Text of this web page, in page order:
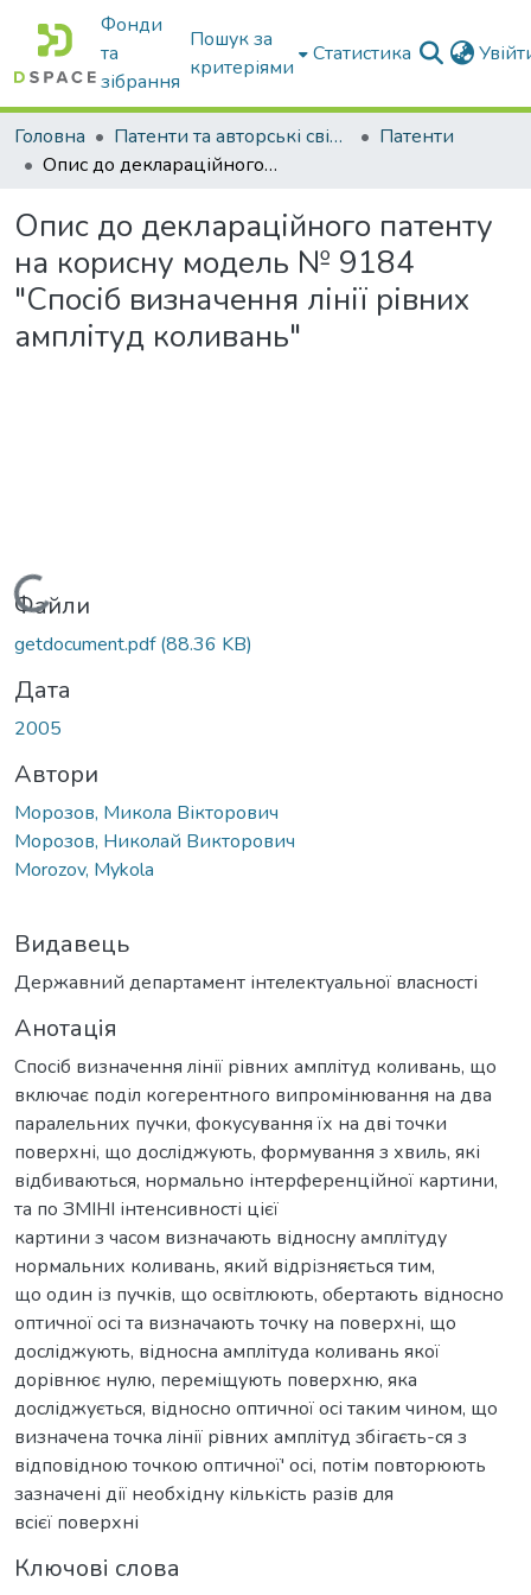
Фонди
та
зібрання
Пошук за
критеріями
Статистика
Головна Патенти та авторські свідоцтва
Патенти
Опис до деклараційного патенту на корисну модель № 9184 "Спосіб визначення лінії рівних амплітуд коливань"
Опис до деклараційного патенту
на корисну модель № 9184
"Спосіб визначення лінії рівних
амплітуд коливань"
Вантажиться...
Файли
getdocument.pdf(88.36 KB)
Дата
2005
Автори
Морозов, Микола Вікторович
Морозов, Николай Викторович
Morozov, Mykola
Видавець
Державний департамент інтелектуальної власності
Анотація
Спосіб визначення лінії рівних амплітуд коливань, що
включає поділ когерентного випромінювання на два
паралельних пучки, фокусування їх на дві точки
поверхні, що досліджують, формування з хвиль, які
відбиваються, нормально інтерференційної картини,
та по ЗМІНІ інтенсивності цієї
картини з часом визначають відносну амплітуду
нормальних коливань, який відрізняється тим,
що один із пучків, що освітлюють, обертають відносно
оптичної осі та визначають точку на поверхні, що
досліджують, відносна амплітуда коливань якої
дорівнює нулю, переміщують поверхню, яка
досліджується, відносно оптичної осі таким чином, що
визначена точка лінії рівних амплітуд збігаєть-ся з
відповідною точкою оптичної' осі, потім повторюють
зазначені дії необхідну кількість разів для
всієї поверхні
Ключові слова